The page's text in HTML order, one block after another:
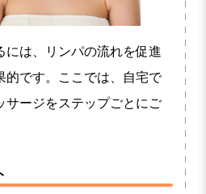
には、リンパの流れを促進
的です。ここでは、自宅で
サージをステップごとにご